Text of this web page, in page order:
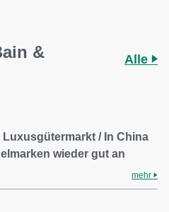
&
Alle
/ In China
wieder gut an
mehr